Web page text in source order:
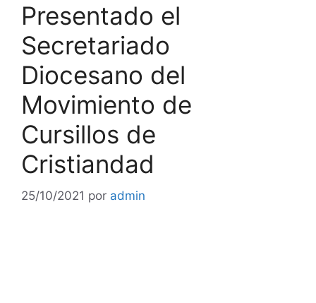
Presentado el
Secretariado
Diocesano del
Movimiento de
Cursillos de
Cristiandad
25/10/2021 por admin